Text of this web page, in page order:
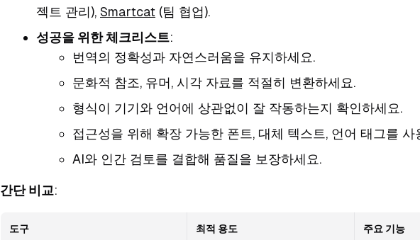
젝트 관리), Smartcat (팀 협업).
성공을 위한 체크리스트:
번역의 정확성과 자연스러움을 유지하세요.
문화적 참조, 유머, 시각 자료를 적절히 변환하세요.
형식이 기기와 언어에 상관없이 잘 작동하는지 확인하세요.
접근성을 위해 확장 가능한 폰트, 대체 텍스트, 언어 태그를 사
AI와 인간 검토를 결합해 품질을 보장하세요.
간단 비교:
도구 최적 용도 주요 기능